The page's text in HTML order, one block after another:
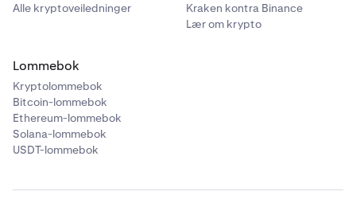
Alle kryptoveiledninger
Kraken kontra Binance
Lær om krypto
Lommebok
Kryptolommebok
Bitcoin-lommebok
Ethereum-lommebok
Solana-lommebok
USDT-lommebok